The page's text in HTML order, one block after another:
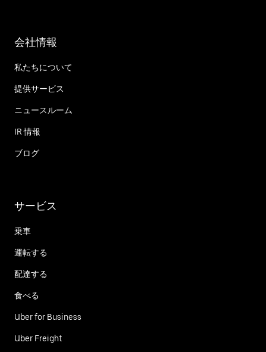
会社情報
私たちについて
提供サービス
ニュースルーム
IR 情報
ブログ
サービス
乗車
運転する
配達する
食べる
Uber for Business
Uber Freight